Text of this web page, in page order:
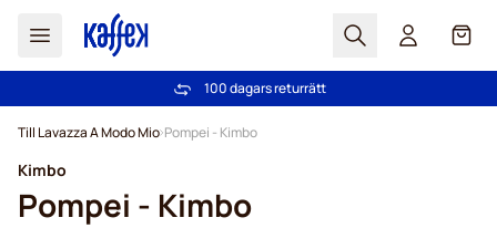
Sök Cart
Fri frakt över 499 kr
100 dagars returrätt
Till Lavazza A Modo Mio Pompei - Kimbo
Kimbo
Pompei - Kimbo